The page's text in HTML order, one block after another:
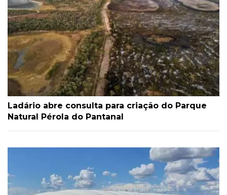
Ladário abre consulta para criação do Parque
Natural Pérola do Pantanal